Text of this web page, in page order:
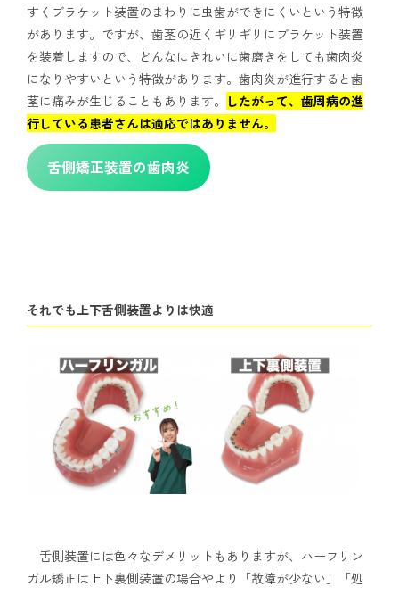
すくブラケット装置のまわりに虫歯ができにくいという特徴
があります。ですが、歯茎の近くギリギリにブラケット装置
を装着しますので、どんなにきれいに歯磨きをしても歯肉炎
になりやすいという特徴があります。歯肉炎が進行すると歯
茎に痛みが生じることもあります。 したがって、歯周病の進
行している患者さんは適応ではありません。
舌側矯正装置の歯肉炎
それでも上下舌側装置よりは快適
舌側装置には色々なデメリットもありますが、ハーフリン
ガル矯正は上下裏側装置の場合やより「故障が少ない」「処